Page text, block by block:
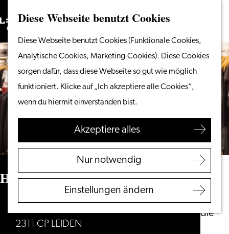
Diese Webseite benutzt Cookies
Diese Webseite benutzt Cookies (Funktionale Cookies,
Analytische Cookies, Marketing-Cookies). Diese Cookies
sorgen dafür, dass diese Webseite so gut wie möglich
funktioniert. Klicke auf „Ich akzeptiere alle Cookies“,
wenn du hiermit einverstanden bist.
Akzeptiere alles
Nur notwendig
Einstellungen ändern
Gehen
Sie
zur
Homepage
Menü
Suchen
Vom Wasser aus
Radeln & Wandern
Shoppen
Essen & Trinken
Ihren Besuch planen
Touristeninformation
Leiden
Entdecken Sie die
Suchen
Hartendief VintageStore
2311 CP LEIDEN